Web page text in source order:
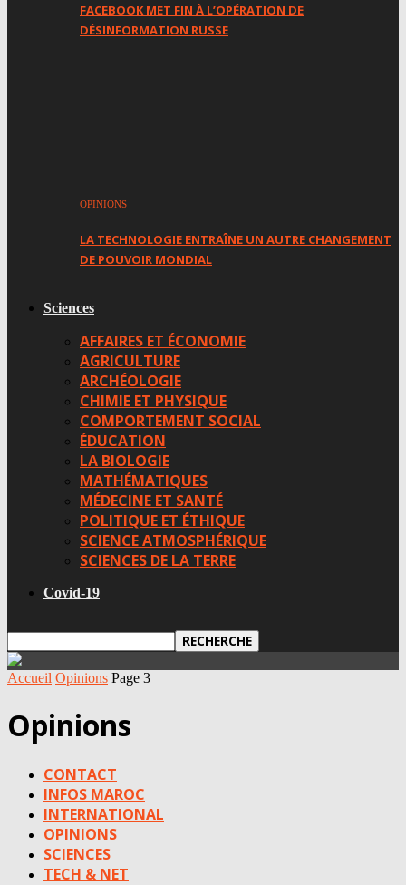
FACEBOOK MET FIN À L’OPÉRATION DE
DÉSINFORMATION RUSSE
OPINIONS
LA TECHNOLOGIE ENTRAÎNE UN AUTRE CHANGEMENT
DE POUVOIR MONDIAL
Sciences
AFFAIRES ET ÉCONOMIE
AGRICULTURE
ARCHÉOLOGIE
CHIMIE ET PHYSIQUE
COMPORTEMENT SOCIAL
ÉDUCATION
LA BIOLOGIE
MATHÉMATIQUES
MÉDECINE ET SANTÉ
POLITIQUE ET ÉTHIQUE
SCIENCE ATMOSPHÉRIQUE
SCIENCES DE LA TERRE
Covid-19
Accueil Opinions Page 3
Opinions
CONTACT
INFOS MAROC
INTERNATIONAL
OPINIONS
SCIENCES
TECH & NET